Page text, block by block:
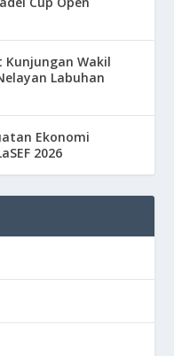
Kunjungan Wakil
Labuhan
Ekonomi
2026